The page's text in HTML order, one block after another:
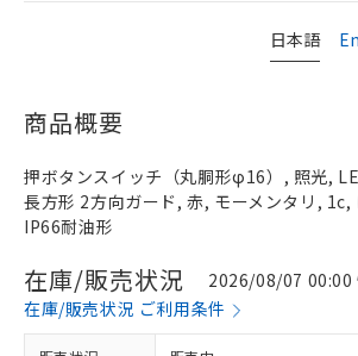
日本語
商品概要
押ボタンスイッチ（丸胴形φ16）, 照光,
長方形 2方向ガード, 赤, モーメンタリ, 1c,
IP66耐油形
在庫/販売状況
2026/08/07 00:00
在庫/販売状況 ご利用条件